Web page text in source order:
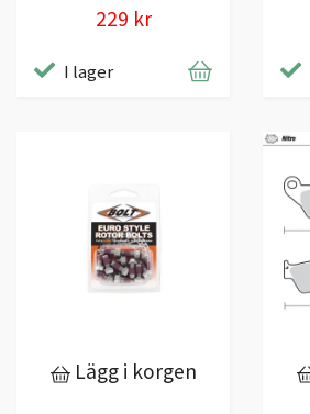
229 kr
I lager
Lägg i korgen